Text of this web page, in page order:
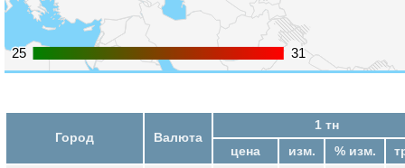
25
25 31
31
Город Валюта
1 тн
цена
изм. % изм.